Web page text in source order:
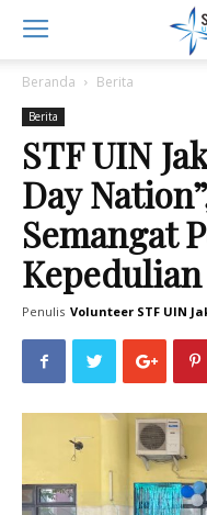
Beranda Berita
Berita
STF UIN
Day
Semangat
Penulis Volunteer STF UIN